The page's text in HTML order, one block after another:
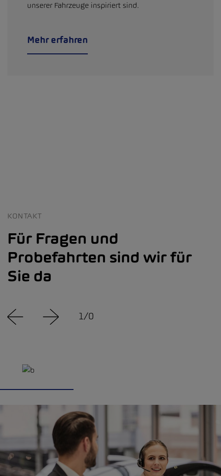
unserer Fahrzeuge inspiriert sind.
Mehr erfahren
KONTAKT
Für Fragen und
Probefahrten sind wir für
Sie da
1/0